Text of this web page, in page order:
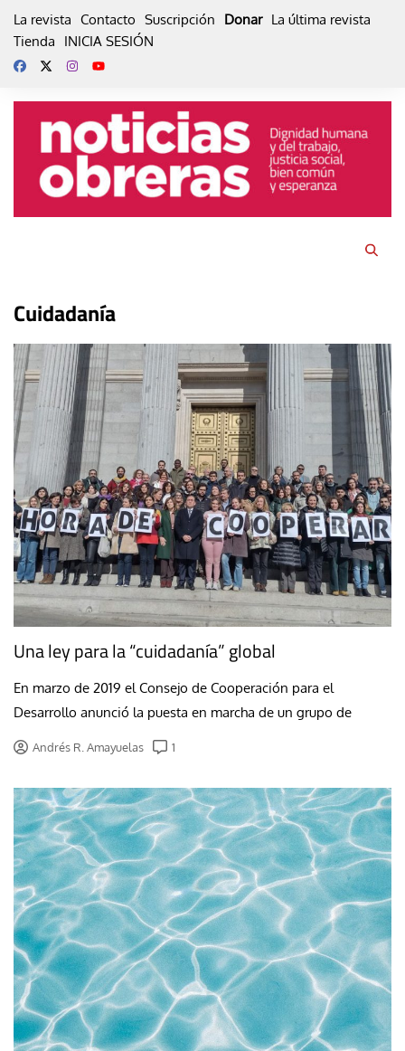
La revista Contacto Suscripción Donar La última revista
Tienda
INICIA SESIÓN
Cuidadanía
Una ley para la “cuidadanía” global
En marzo de 2019 el Consejo de Cooperación para el
Desarrollo anunció la puesta en marcha de un grupo de
Andrés R. Amayuelas 1